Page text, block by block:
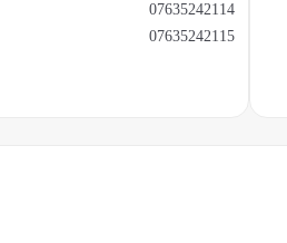
07635242114
07635242115